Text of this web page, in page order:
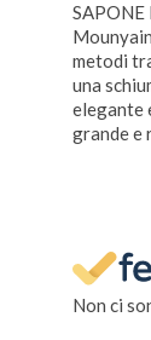
SAPONE
metodi
una
elegante
grande e
Non ci